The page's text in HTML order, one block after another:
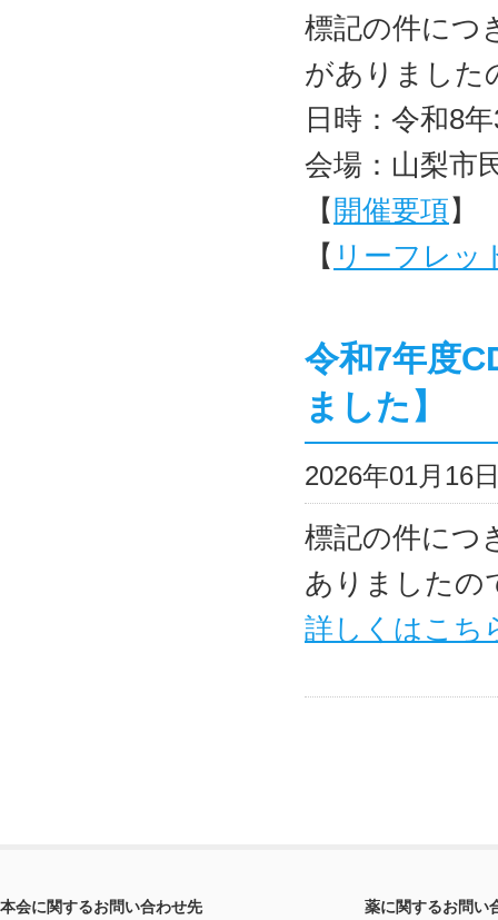
標記の件につ
がありました
日時：令和8
会場：山梨市
【 開催要項】
【 リーフレッ
令和7年度
ました】
2026年01月16
標記の件につ
ありましたの
詳しくはこち
本会に関するお問い合わせ先
薬に関するお問い